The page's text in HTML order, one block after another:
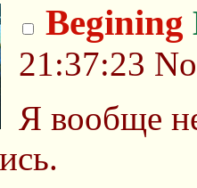
Begining
21:37:23
Я вообще